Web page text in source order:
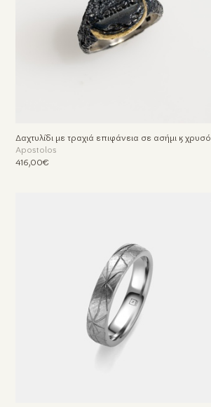
Δαχτυλίδι με τραχιά επιφάνεια σε ασήμι & χρυσό
Apostolos
416,00€